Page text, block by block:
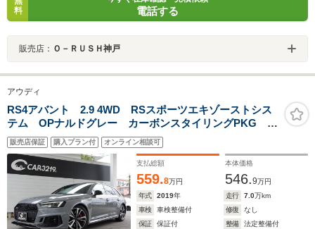
料
電話する
販売店： Ｏ－ＲＵＳＨ神戸
アウディ
RS4アバント 2.9 4WD RSスポーツエキゾーストシス
テム OPナルドグレー カーボンスタイリングPKG レ
ッドブレーキキャリパー マトリクスLEDヘッドライ
ト ACC アウディプレゼンス シートヒーター
Bang&Olufsenサウンド ETC
販売店保証 購入プラン付 オンライン相談可
支払総額
559.8万円
本体価格
546.9万円
年式
2019年 走行 7.0万km
車検
車検整備付 修復
なし
保証
保証付 整備
法定整備付